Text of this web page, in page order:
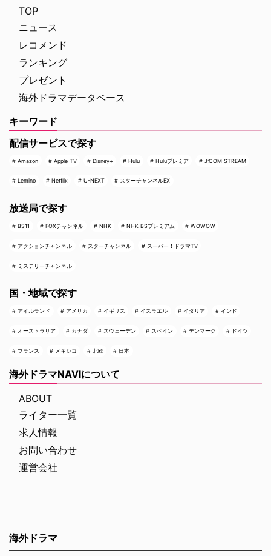
TOP
ニュース
レコメンド
ランキング
プレゼント
海外ドラマデータベース
キーワード
配信サービスで探す
Amazon Apple TV Disney+ Hulu Huluプレミア J:COM STREAM
Lemino Netflix U-NEXT スターチャンネルEX
放送局で探す
BS11 FOXチャンネル NHK NHK BSプレミアム WOWOW
アクションチャンネル スターチャンネル スーパー！ドラマTV
ミステリーチャンネル
国・地域で探す
アイルランド アメリカ イギリス イスラエル イタリア インド
オーストラリア カナダ スウェーデン スペイン デンマーク ドイツ
フランス メキシコ 北欧 日本
海外ドラマNAVIについて
ABOUT
ライター一覧
求人情報
お問い合わせ
運営会社
海外ドラマ